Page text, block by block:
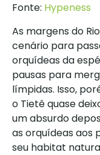
Fonte: Hypeness
As margens do
cenário para
orquídeas da
pausas para
límpidas. Isso,
o Tietê quase
um absurdo
as orquídeas aos
seu habitat